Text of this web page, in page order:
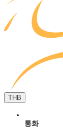
THB
통화